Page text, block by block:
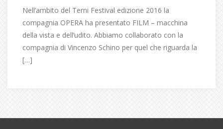
Nell’ambito del Terni Festival edizione 2016 la
compagnia OPERA ha presentato FILM – macchina
della vista e dell’udito. Abbiamo collaborato con la
compagnia di Vincenzo Schino per quel che riguarda la
[…]